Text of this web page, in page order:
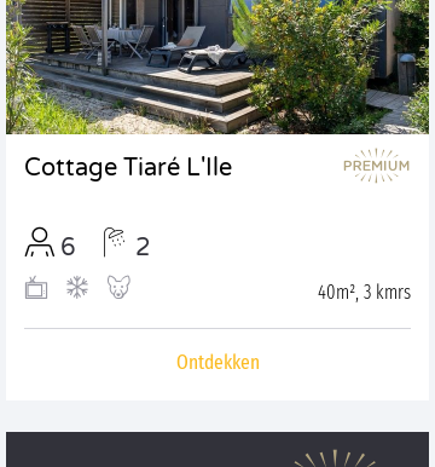
Cottage Tiaré L'Ile
6 2
40m², 3 kmrs
Ontdekken